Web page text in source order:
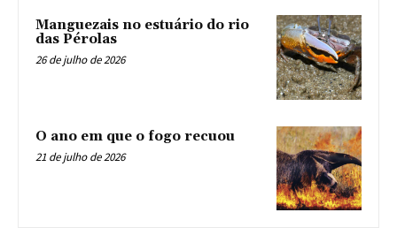
Manguezais no estuário do rio
das Pérolas
26 de julho de 2026
O ano em que o fogo recuou
21 de julho de 2026